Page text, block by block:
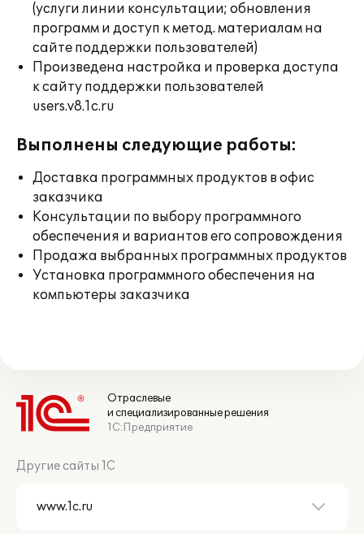
(услуги линии консультации; обновления
программ и доступ к метод. материалам на
сайте поддержки пользователей)
Произведена настройка и проверка доступа
к сайту поддержки пользователей
users.v8.1c.ru
Выполнены следующие работы:
Доставка программных продуктов в офис
заказчика
Консультации по выбору программного
обеспечения и вариантов его сопровождения
Продажа выбранных программных продуктов
Установка программного обеспечения на
компьютеры заказчика
Отраслевые
и специализированные решения
1С:Предприятие
Другие сайты 1С